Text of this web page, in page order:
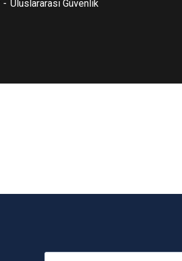
Uluslararası Güvenlik